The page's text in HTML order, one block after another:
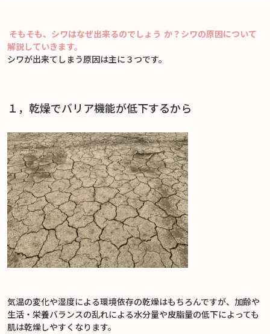
そもそも、シワはなぜ出来るのでしょう か？シワの原因について
解説していきます。
シワが出来てしまう原因は主に３つです。
１，乾燥でバリア機能が低下するから
気温の変化や湿度による環境依存の乾燥はもちろんですが、加齢や
生活・栄養バランスの乱れによる水分量や皮脂量の低下によっても
肌は乾燥しやすくなります。